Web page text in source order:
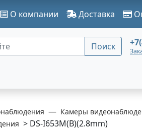
О компании Доставка
Поиск
Камеры
> DS-I653M(B)(2.8mm)